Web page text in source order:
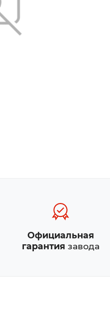
Официальная
гарантия завода